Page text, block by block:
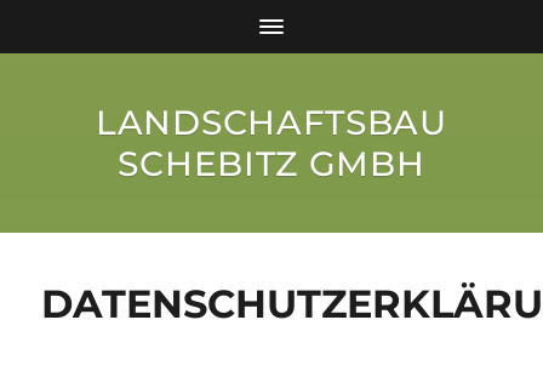
LANDSCHAFTSBAU
SCHEBITZ GMBH